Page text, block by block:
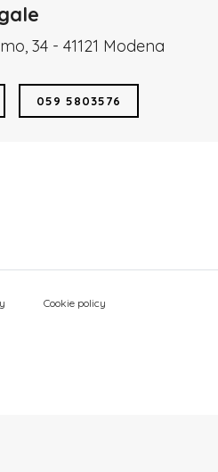
34 - 41121 Modena
059 5803576
Cookie policy